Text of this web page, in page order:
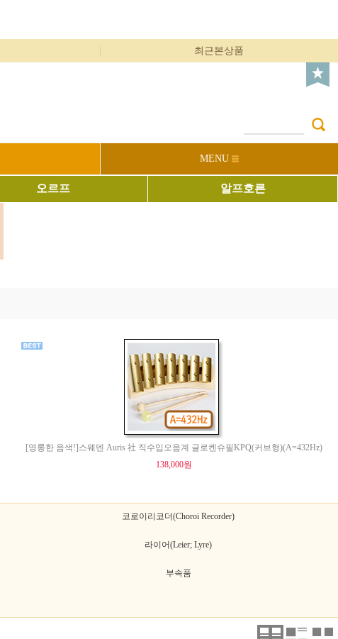
최근본상품
MENU
오르프 알프호른
[영롱한 음색!]스웨덴 Auris 社 직수입오음계 글로켄슈필KPQ(커브형)(A=432Hz)
138,000원
코로이리코더(Choroi Recorder)
라이어(Leier; Lyre)
부속품